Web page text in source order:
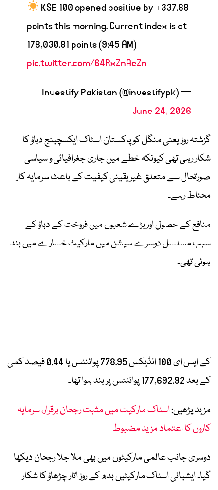
KSE 100 opened positive by +337.88
points this morning. Current index is at
178,030.81 points (9:45 AM)
pic.twitter.com/64RxZnAeZn
— Investify Pakistan (@investifypk)
June 24, 2026
گزشتہ روز یعنی منگل کو پاکستان اسٹاک ایکسچینج دباؤ کا
شکار رہی تھی کیونکہ خطے میں جاری جغرافیائی و سیاسی
صورتحال سے متعلق غیر یقینی کیفیت کے باعث سرمایہ کار
محتاط رہے۔
منافع کے حصول اور بڑے شعبوں میں فروخت کے دباؤ کے
سبب مسلسل دوسرے سیشن میں مارکیٹ خسارے میں بند
ہوئی تھی۔
کے ایس ای 100 انڈیکس 778.95 پوائنٹس یا 0.44 فیصد کمی
کے بعد 177,692.92 پوائنٹس پر بند ہوا تھا۔
مزید پڑھیں:اسٹاک مارکیٹ میں مثبت رجحان برقرار، سرمایہ
کاروں کا اعتماد مزید مضبوط
دوسری جانب عالمی مارکیٹوں میں بھی ملا جلا رجحان دیکھا
گیا۔ ایشیائی اسٹاک مارکیٹیں بدھ کے روز اتار چڑھاؤ کا شکار